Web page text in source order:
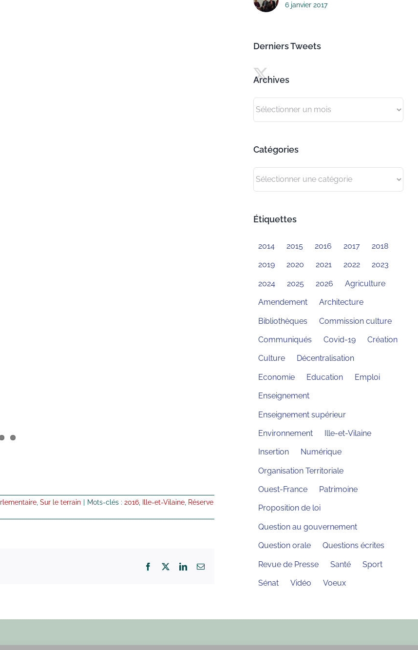
, Sur le terrain Mots-clés : 2016, Ille-et-Vilaine, Réserve
Facebook
X LinkedInEmail
6 janvier 2017
Derniers Tweets
Archives
Archives
Catégories
Catégories
Étiquettes
2014 2015 2016 2017 2018
2019 2020 2021 2022 2023
2024 2025 2026 Agriculture
Amendement Architecture
Bibliothèques Commission culture
Communiqués Covid-19 Création
Culture Décentralisation
Economie Education Emploi
Enseignement
Enseignement supérieur
Environnement Ille-et-Vilaine
Insertion Numérique
Organisation Territoriale
Ouest-France Patrimoine
Proposition de loi
Question au gouvernement
Question orale Questions écrites
Revue de Presse Santé Sport
Sénat Vidéo Voeux